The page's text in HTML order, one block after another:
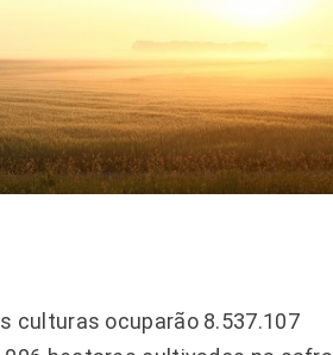
culturas ocuparão 8.537.107